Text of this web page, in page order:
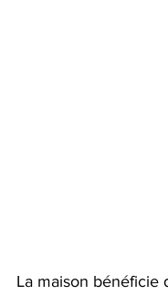
La maison bénéficie